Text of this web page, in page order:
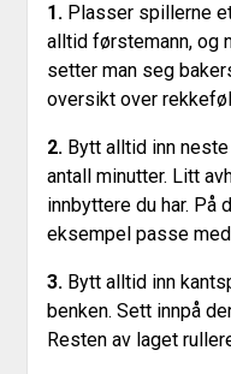
1. Plasser spillerne
alltid førstemann, og
setter man seg
oversikt over
2. Bytt alltid inn
antall minutter. Litt
innbyttere du har. På
eksempel passe
3. Bytt alltid inn
benken. Sett innpå
Resten av laget